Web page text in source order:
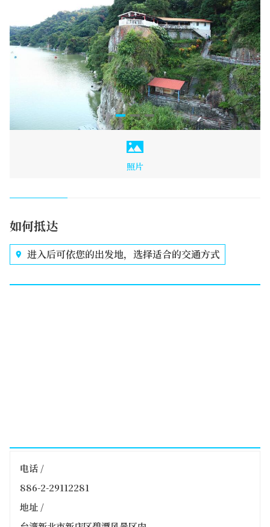
照片
如何抵达
进入后可依您的出发地，选择适合的交通方式
电话 /
886-2-29112281
地址 /